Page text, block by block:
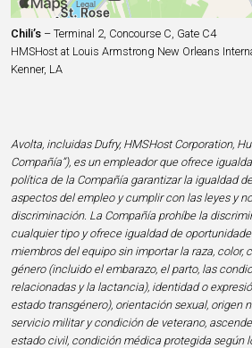
Chili’s – Terminal 2, Concourse C, Gate C4
HMSHost at Louis Armstrong New Orleans
Kenner, LA
Avolta, incluidas Dufry, HMSHost Corporation,
Compañía”), es un empleador que ofrece
política de la Compañía garantizar la igualdad
aspectos del empleo y cumplir con las leyes y
discriminación. La Compañía prohíbe la
cualquier tipo y ofrece igualdad de
miembros del equipo sin importar la raza, color,
género (incluido el embarazo, el parto, las
relacionadas y la lactancia), identidad o
estado transgénero), orientación sexual, origen
servicio militar y condición de veterano,
estado civil, condición médica protegida según